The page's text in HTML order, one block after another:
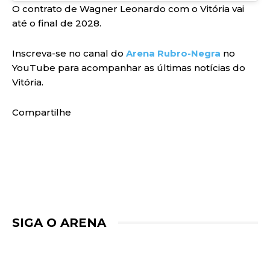
O contrato de Wagner Leonardo com o Vitória vai
até o final de 2028.
Inscreva-se no canal do Arena Rubro-Negra no
YouTube para acompanhar as últimas notícias do
Vitória.
Compartilhe
SIGA O ARENA